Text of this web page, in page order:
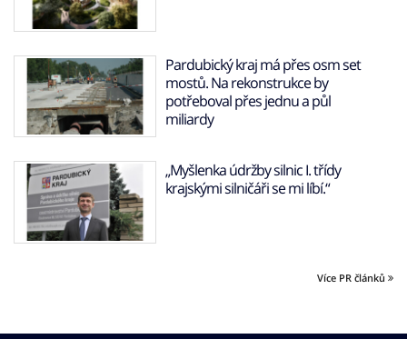
Pardubický kraj má přes osm set
mostů. Na rekonstrukce by
potřeboval přes jednu a půl
miliardy
„Myšlenka údržby silnic I. třídy
krajskými silničáři se mi líbí.“
Více PR článků